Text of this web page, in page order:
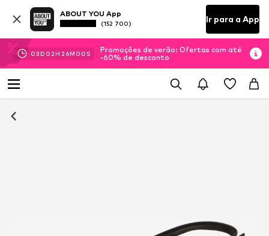
ABOUT YOU App
(152 700) Ir para a App
03D 02H 25M 59S
Promoções de verão: Ofertas com até
-60% de desconto